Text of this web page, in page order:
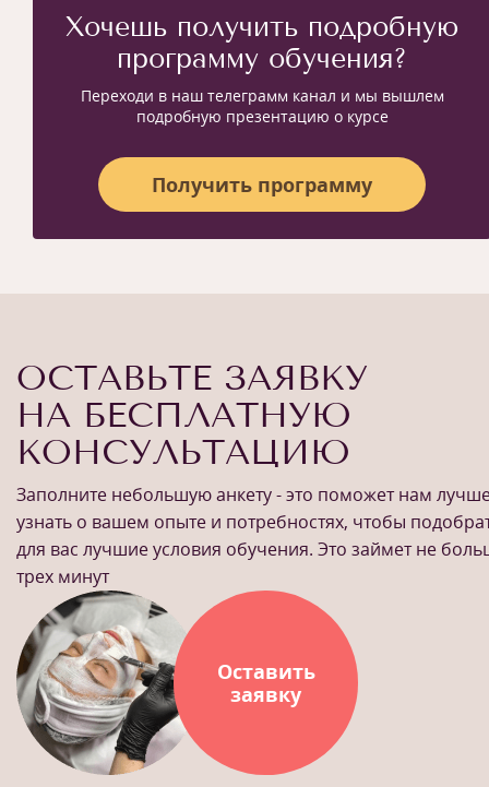
Хочешь получить подробную
программу обучения?
Переходи в наш телеграмм канал и мы вышлем
подробную презентацию о курсе
Получить программу
ОСТАВЬТЕ ЗАЯВКУ
НА БЕСПЛАТНУЮ
КОНСУЛЬТАЦИЮ
Заполните небольшую анкету - это поможет нам
узнать о вашем опыте и потребностях, чтобы
для вас лучшие условия обучения. Это займет не
трех минут
Оставить
заявку